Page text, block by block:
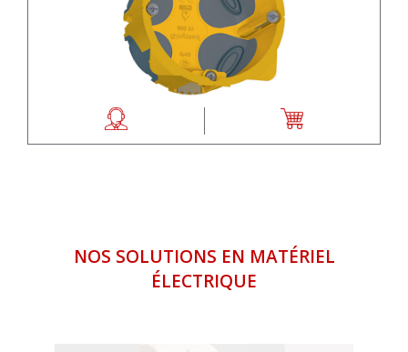
NOS SOLUTIONS EN MATÉRIEL
ÉLECTRIQUE